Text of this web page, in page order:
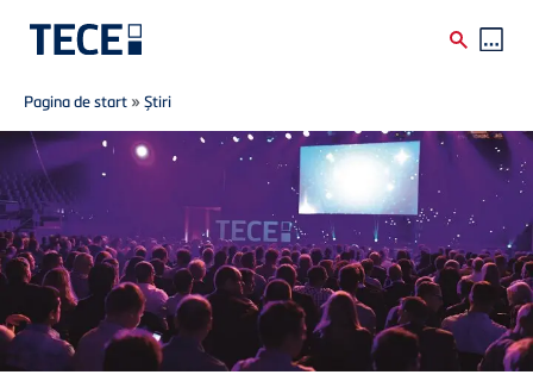
Skip to main content
Breadcrumb
Pagina de start »Știri